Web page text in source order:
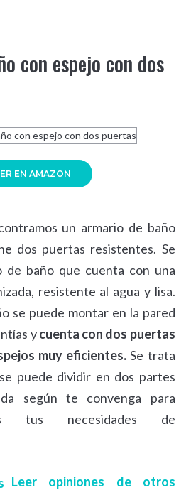
con espejo con dos
EN AMAZON
un armario de baño
dos puertas resistentes. Se
de baño que cuenta con una
resistente al agua y lisa.
se puede montar en la pared
ycuenta con dos puertas
muy eficientes. Se trata
puede dividir en dos partes
según te convenga para
tus necesidades de
Leer opiniones de otros